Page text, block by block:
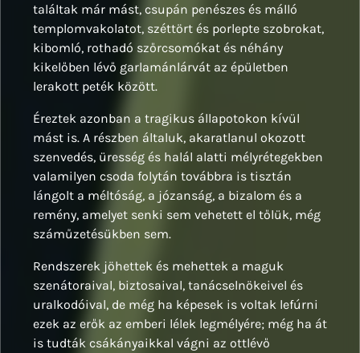
találtak már mást, csupán penészes és málló
templomvakolatot, széttört és porlepte szobrokat,
kibomló, rothadó szőrcsomókat és néhány
kikelőben lévő garlamánlárvát az épületben
lerakott peték között.
Éreztek azonban a tragikus állapotokon kívül
mást is. A részben általuk, akaratlanul okozott
szenvedés, üresség és halál alatti mélyrétegekben
valamilyen csoda folytán továbbra is tisztán
lángolt a méltóság, a józanság, a bizalom és a
remény, amelyet senki sem vehetett el tőlük, még
száműzetésükben sem.
Rendszerek jöhettek és mehettek a maguk
szenátoraival, biztosaival, tanácselnökeivel és
uralkodóival, de még ha képesek is voltak lefúrni
ezek az erők az emberi lélek legmélyére; még ha át
is tudták csákányaikkal vágni az ottlévő